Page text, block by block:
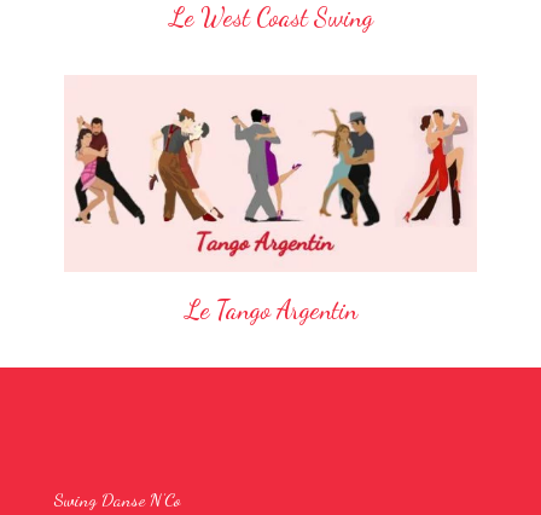
Le West Coast Swing
Le Tango Argentin
Swing Danse N’Co